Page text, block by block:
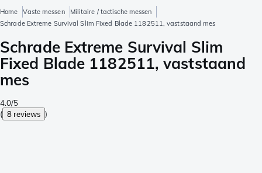
Home Vaste messen
Militaire / tactische messen
Schrade Extreme Survival Slim Fixed Blade 1182511, vaststaand mes
Schrade Extreme Survival Slim
Fixed Blade 1182511, vaststaand
mes
4.0/5
( 8 reviews )